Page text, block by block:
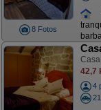
8 Fotos
42,7
4